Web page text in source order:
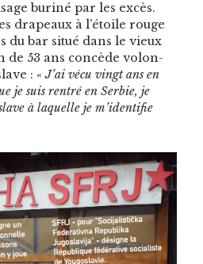
bur­iné par les excès.
dra­peaux à l’étoile rouge
du bar situé dans le vieux
de 53 ans con­cède volon­
: «J’ai vécu vingt ans en
je suis ren­tré en Ser­bie, je
à laque­lle je m’identifie